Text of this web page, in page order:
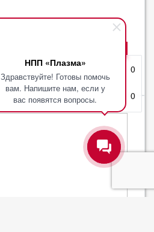
НПП «Плазма»
Здравствуйте! Готовы помочь
вам. Напишите нам, если у
вас появятся вопросы.
0
Корзина 0